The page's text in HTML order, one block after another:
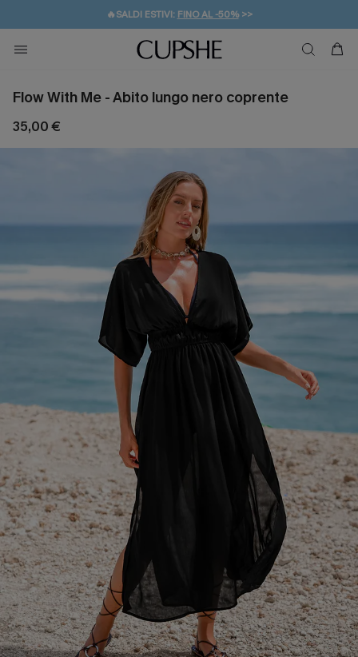
🔥SALDI ESTIVI: FINO AL -50%>>
🚚SPEDIZIONE GRATUITA DA 49€
💌REGALO PER I NUOVI: 20% DI SCONTO*
Flow With Me - Abito lungo nero coprente
35,00 €